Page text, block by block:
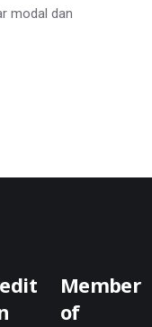
modal dan
Member
of